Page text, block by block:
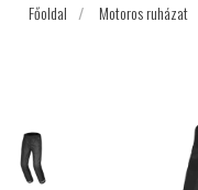
Főoldal / Motoros ruházat